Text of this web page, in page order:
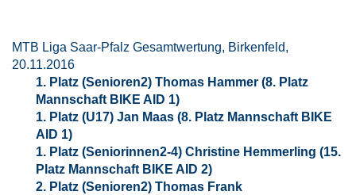
MTB Liga Saar-Pfalz Gesamtwertung, Birkenfeld,
20.11.2016
1. Platz (Senioren2) Thomas Hammer (8. Platz
Mannschaft BIKE AID 1)
1. Platz (U17) Jan Maas (8. Platz Mannschaft BIKE
AID 1)
1. Platz (Seniorinnen2-4) Christine Hemmerling (15.
Platz Mannschaft BIKE AID 2)
2. Platz (Senioren2) Thomas Frank